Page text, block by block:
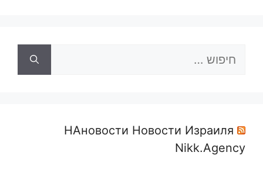
НАновости Новости Израиля
Nikk.Agency